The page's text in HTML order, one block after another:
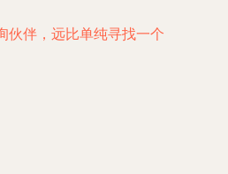
伙伴，远比单纯寻找一个